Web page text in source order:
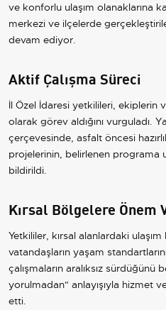
ve konforlu ulaşım olanaklarına
merkezi ve ilçelerde
devam ediyor.
Aktif Çalışma Süreci
İl Özel İdaresi yetkilileri, ekiplerin
olarak görev aldığını vurguladı.
çerçevesinde, asfalt öncesi
projelerinin, belirlenen programa
bildirildi.
Kırsal Bölgelere Önem
Yetkililer, kırsal alanlardaki
vatandaşların yaşam
çalışmaların aralıksız
yorulmadan" anlayışıyla hizmet
etti.